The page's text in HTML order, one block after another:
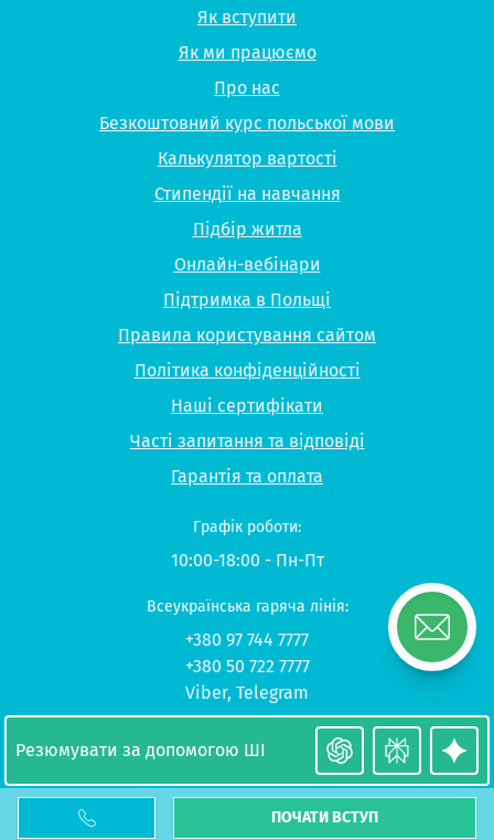
ПОЧАТИ ВСТУП
Як вступити
Як ми працюємо
Про нас
Безкоштовний курс польської мови
Калькулятор вартості
Стипендії на навчання
Підбір житла
Онлайн-вебінари
Підтримка в Польщі
Правила користування сайтом
Політика конфіденційності
Наші сертифікати
Часті запитання та відповіді
Гарантія та оплата
© 2026 UP-STUDY «Навчання в Польщі»
Графік роботи:
10:00-18:00 - Пн-Пт
Всеукраїнська гаряча лінія:
+380 97 744 7777
+380 50 722 7777
Viber, Telegram
Резюмувати за допомогою ШІ